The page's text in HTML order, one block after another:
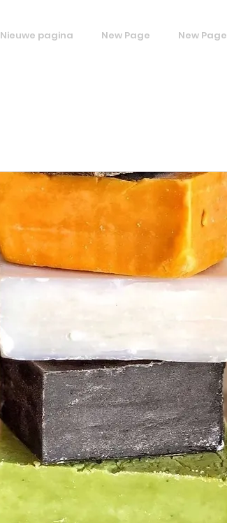
Nieuwe pagina New Page New Page